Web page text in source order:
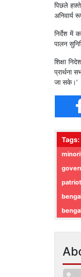
पिछले
अनिवार्य
निर्देश में
पालन
शिक्षा
प्रार्थना
जा सके।'
Tags: